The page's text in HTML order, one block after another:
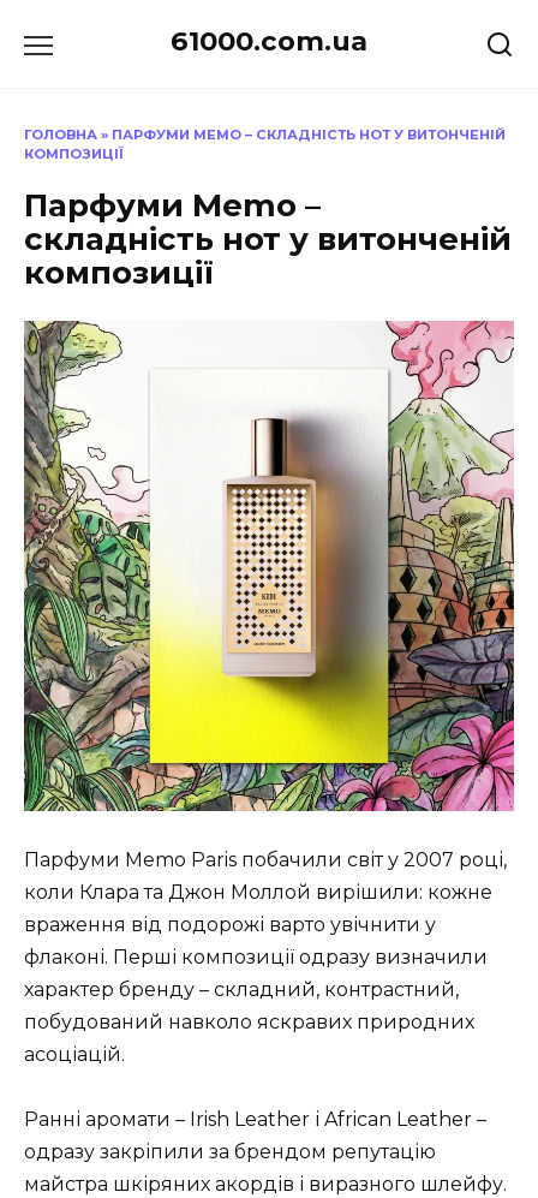
до
61000.com.ua
ГОЛОВНА » ПАРФУМИ MEMO – СКЛАДНІСТЬ НОТ У ВИТОНЧЕНІЙ
КОМПОЗИЦІЇ
Парфуми Memo –
складність нот у витонченій
композиції
Парфуми Memo Paris побачили світ у 2007 році,
коли Клара та Джон Моллой вирішили: кожне
враження від подорожі варто увічнити у
флаконі. Перші композиції одразу визначили
характер бренду – складний, контрастний,
побудований навколо яскравих природних
асоціацій.
Ранні аромати – Irish Leather і African Leather –
одразу закріпили за брендом репутацію
майстра шкіряних акордів і виразного шлейфу.